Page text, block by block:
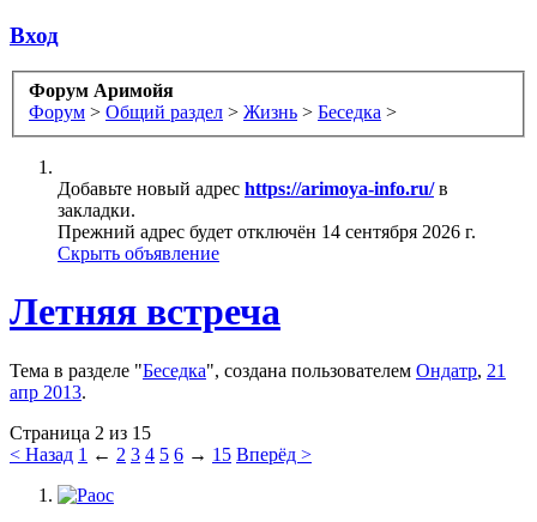
Вход
Форум Аримойя
Форум > Общий раздел > Жизнь > Беседка >
Добавьте новый адрес https://arimoya-info.ru/в
закладки.
Прежний адрес будет отключён 14 сентября 2026 г.
Скрыть объявление
Летняя встреча
Тема в разделе "Беседка", создана пользователем Ондатр, 21
апр 2013.
Страница 2 из 15
< Назад 1 ← 2 3 4 5 6 → 15 Вперёд >